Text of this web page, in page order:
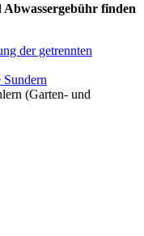
finden
der getrennten
(Garten- und